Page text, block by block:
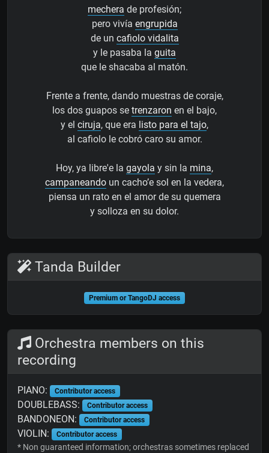
mechera de profesión;
pero vivía engrupida
de un cafiolo vidalita
y le pasaba la guita
que le shacaba al matón.
Frente a frente, dando muestras de coraje,
los dos guapos se trenzaron en el bajo,
y el ciruja, que era listo para el tajo,
al cafiolo le cobró caro su amor.
Hoy, ya libre'e la gayola y sin la mina,
campaneando un cacho’e sol en la vedera,
piensa un rato en el amor de su quemera
y solloza en su dolor.
Tanda Builder
Premium or TangoDJ access
Orchestra members on this
recording
PIANO: Contributor access
DOUBLEBASS: Contributor access
BANDONEON: Contributor access
VIOLIN: Contributor access
* Non guaranteed information; orchestras sometimes replaced